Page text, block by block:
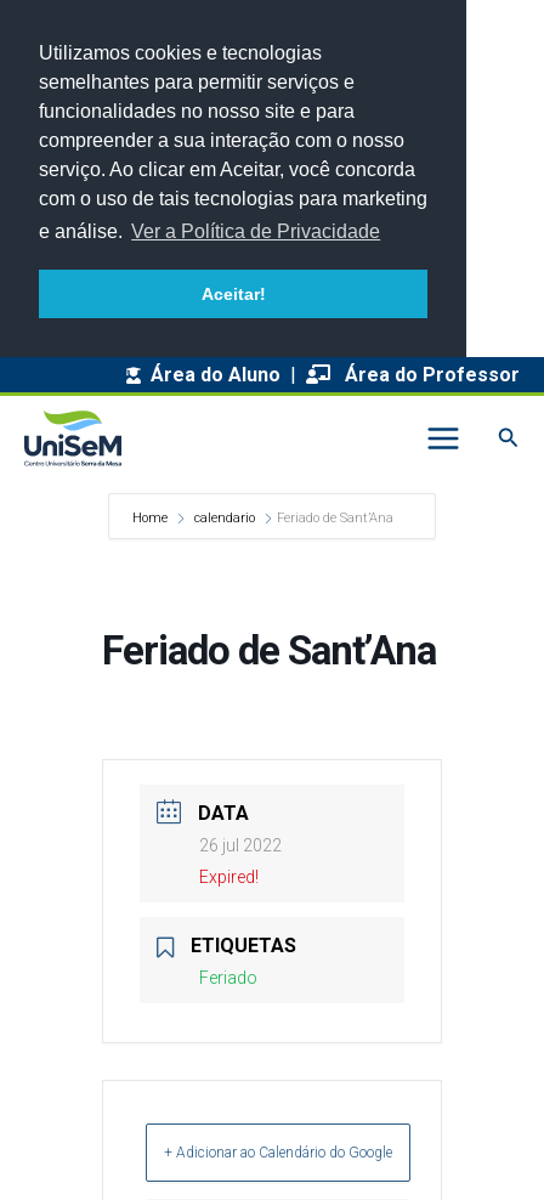
Utilizamos cookies e tecnologias
semelhantes para permitir serviços e
funcionalidades no nosso site e para
compreender a sua interação com o nosso
serviço. Ao clicar em Aceitar, você concorda
com o uso de tais tecnologias para marketing
e análise. Ver a Política de Privacidade
Aceitar!
Área do Aluno | Área do Professor
Home calendario Feriado de Sant’Ana
Feriado de Sant’Ana
DATA
26 jul 2022
Expired!
ETIQUETAS
Feriado
+ Adicionar ao Calendário do Google